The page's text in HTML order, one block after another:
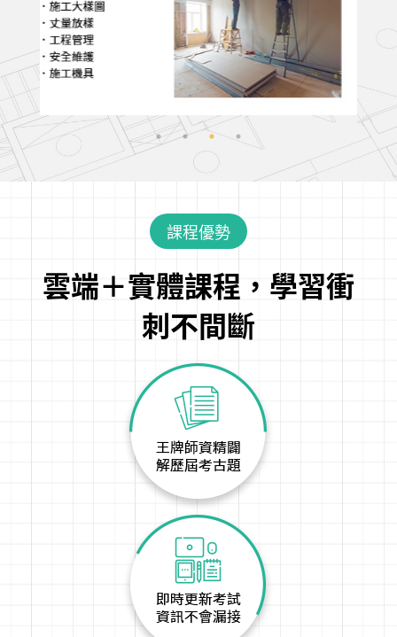
課程優勢
雲端＋實體課程，學習衝
刺不間斷